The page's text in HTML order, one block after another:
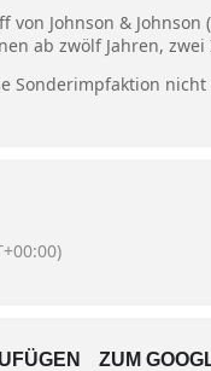
Johnson &
ab zwölf Jahren,
Sonderimpfaktion
ZUM